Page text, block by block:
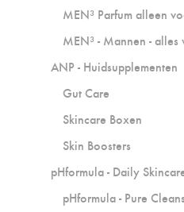
MEN³ Parfum alleen
MEN³ - Mannen -
ANP - Huidsupplementen
Gut Care
Skincare Boxen
Skin Boosters
pHformula - Daily
pHformula - Pure